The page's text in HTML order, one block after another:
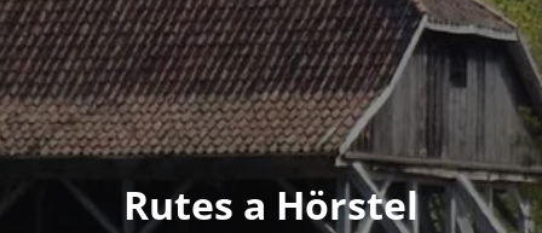
Rutes a Hörstel